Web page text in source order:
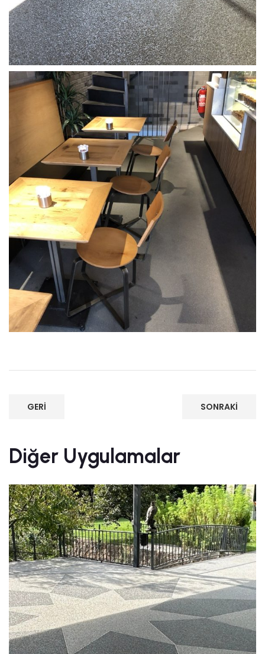
GERI SONRAKI
Diğer Uygulamalar
Villa Garaj ve Yürüyüş Alanları
Taş Halı Zemin Kaplama